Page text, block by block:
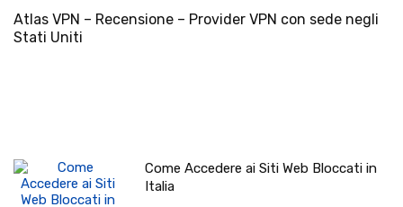
Atlas VPN – Recensione – Provider VPN con sede negli
Stati Uniti
Come Accedere ai Siti Web Bloccati in
Italia